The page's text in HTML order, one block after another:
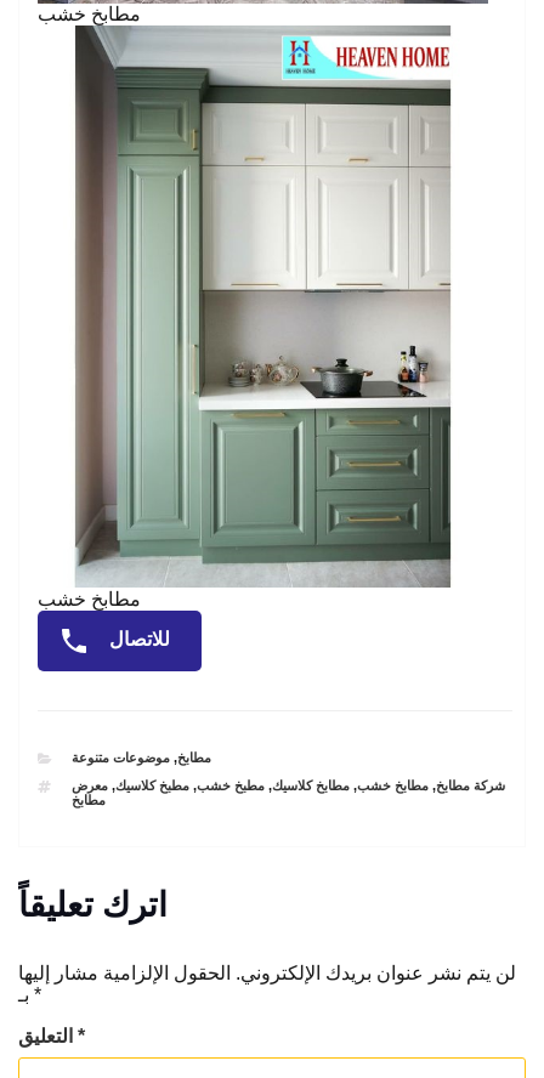
مطابخ خشب
مطابخ خشب
للاتصال
CATEGORIES مطابخ,موضوعات متنوعة
TAGS
شركة مطابخ,مطابخ خشب,مطابخ كلاسيك,مطبخ خشب,مطبخ كلاسيك,معرض
مطابخ
اترك تعليقاً
لن يتم نشر عنوان بريدك الإلكتروني. الحقول الإلزامية مشار إليها
*
*